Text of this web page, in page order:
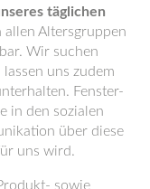
täglichen
Altersgruppen
Wir suchen
uns zudem
Fenster-
in den sozialen
über diese
uns wird.
sowie